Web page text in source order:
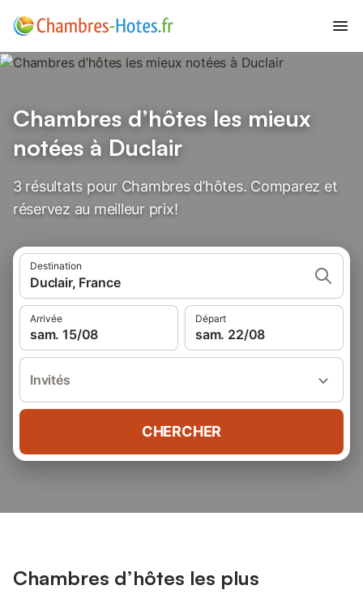
Chambres d’hôtes les mieux
notées à Duclair
3 résultats pour Chambres d’hôtes. Comparez et
réservez au meilleur prix!
Destination
Duclair, France
Arrivée
sam. 15/08
Départ
sam. 22/08
Invités
CHERCHER
Chambres d’hôtes les plus